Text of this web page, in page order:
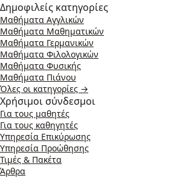
Δημοφιλείς κατηγορίες
Μαθήματα Αγγλικών
Μαθήματα Μαθηματικών
Μαθήματα Γερμανικών
Μαθήματα Φιλολογικών
Μαθήματα Φυσικής
Μαθήματα Πιάνου
Όλες οι κατηγορίες →
Χρήσιμοι σύνδεσμοι
Για τους μαθητές
Για τους καθηγητές
Υπηρεσία Επικύρωσης
Υπηρεσία Προώθησης
Τιμές & Πακέτα
Άρθρα